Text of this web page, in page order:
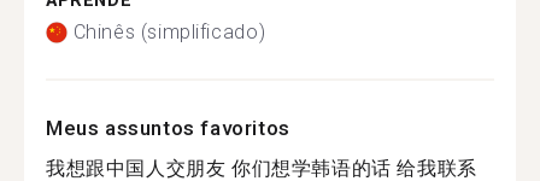
Chinês (simplificado)
Meus assuntos favoritos
我想跟中国人交朋友 你们想学韩语的话 给我联系